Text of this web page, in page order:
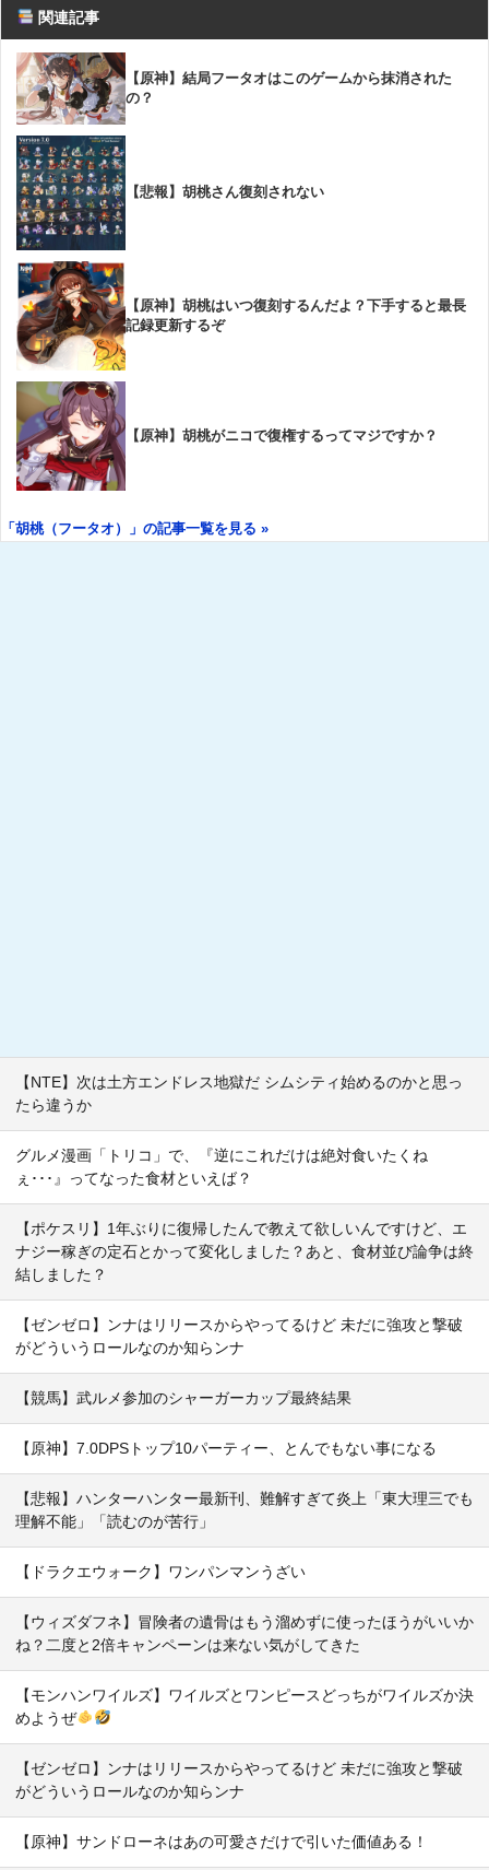
関連記事
【原神】結局フータオはこのゲームから抹消された
の？
【悲報】胡桃さん復刻されない
【原神】胡桃はいつ復刻するんだよ？下手すると最長
記録更新するぞ
【原神】胡桃がニコで復権するってマジですか？
「胡桃（フータオ）」の記事一覧を見る »
【NTE】次は土方エンドレス地獄だ シムシティ始めるのかと思っ
たら違うか
グルメ漫画「トリコ」で、『逆にこれだけは絶対食いたくね
ぇ･･･』ってなった食材といえば？
【ポケスリ】1年ぶりに復帰したんで教えて欲しいんですけど、エ
ナジー稼ぎの定石とかって変化しました？あと、食材並び論争は終
結しました？
【ゼンゼロ】ンナはリリースからやってるけど 未だに強攻と撃破
がどういうロールなのか知らンナ
【競馬】武ルメ参加のシャーガーカップ最終結果
【原神】7.0DPSトップ10パーティー、とんでもない事になる
【悲報】ハンターハンター最新刊、難解すぎて炎上「東大理三でも
理解不能」「読むのが苦行」
【ドラクエウォーク】ワンパンマンうざい
【ウィズダフネ】冒険者の遺骨はもう溜めずに使ったほうがいいか
ね？二度と2倍キャンペーンは来ない気がしてきた
【モンハンワイルズ】ワイルズとワンピースどっちがワイルズか決
めようぜ
【ゼンゼロ】ンナはリリースからやってるけど 未だに強攻と撃破
がどういうロールなのか知らンナ
【原神】サンドローネはあの可愛さだけで引いた価値ある！